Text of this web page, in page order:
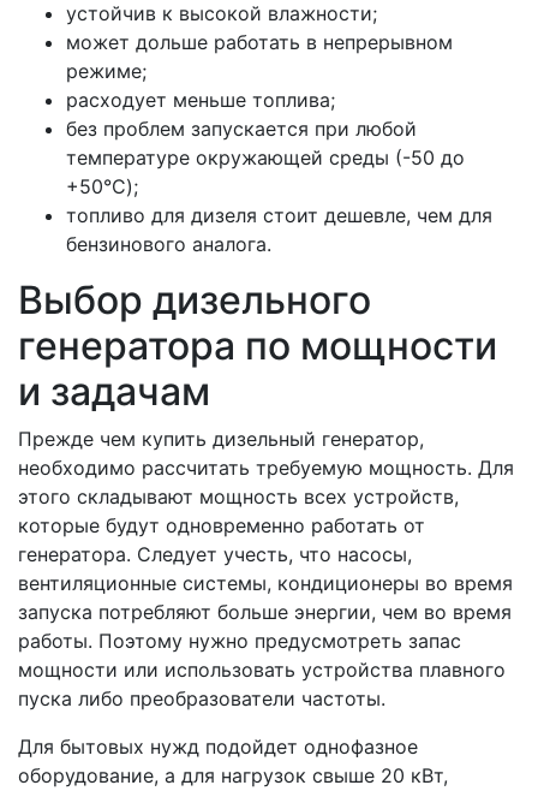
устойчив к высокой влажности;
может дольше работать в непрерывном
режиме;
расходует меньше топлива;
без проблем запускается при любой
температуре окружающей среды (-50 до
+50°C);
топливо для дизеля стоит дешевле, чем для
бензинового аналога.
Выбор дизельного
генератора по мощности
и задачам
Прежде чем купить дизельный генератор,
необходимо рассчитать требуемую мощность. Для
этого складывают мощность всех устройств,
которые будут одновременно работать от
генератора. Следует учесть, что насосы,
вентиляционные системы, кондиционеры во время
запуска потребляют больше энергии, чем во время
работы. Поэтому нужно предусмотреть запас
мощности или использовать устройства плавного
пуска либо преобразователи частоты.
Для бытовых нужд подойдет однофазное
оборудование, а для нагрузок свыше 20 кВт,